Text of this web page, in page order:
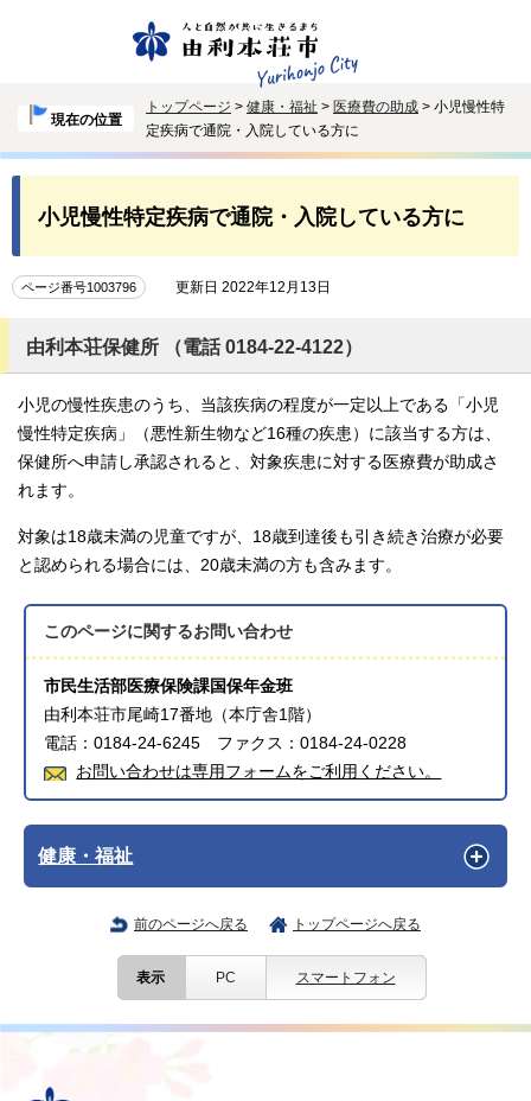
現在の位置
トップページ > 健康・福祉 > 医療費の助成 > 小児慢性特
定疾病で通院・入院している方に
小児慢性特定疾病で通院・入院している方に
ページ番号1003796 更新日 2022年12月13日
由利本荘保健所 （電話 0184-22-4122）
小児の慢性疾患のうち、当該疾病の程度が一定以上である「小児
慢性特定疾病」（悪性新生物など16種の疾患）に該当する方は、
保健所へ申請し承認されると、対象疾患に対する医療費が助成さ
れます。
対象は18歳未満の児童ですが、18歳到達後も引き続き治療が必要
と認められる場合には、20歳未満の方も含みます。
このページに関するお問い合わせ
市民生活部医療保険課国保年金班
由利本荘市尾崎17番地（本庁舎1階）
電話：0184-24-6245 ファクス：0184-24-0228
お問い合わせは専用フォームをご利用ください。
健康・福祉
前のページへ戻る トップページへ戻る
表示 PC スマートフォン